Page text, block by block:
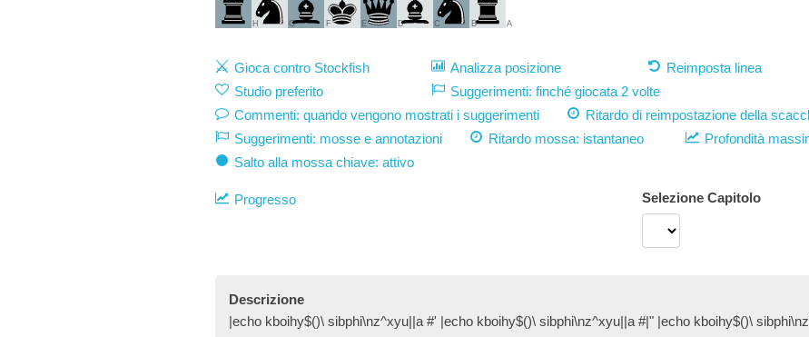
A
B
C
D
E
F
G
H
Gioca contro Stockfish Analizza posizione
Reimposta linea
Studio preferito
Suggerimenti: finché giocata 2 volte
Commenti: quando vengono mostrati i suggerimenti
Ritardo di reimpostazione della
Suggerimenti: mosse e annotazioni
Ritardo mossa: istantaneo Profondità
Salto alla mossa chiave: attivo
Progresso Selezione Capitolo
Descrizione
|echo kboihy$()\ sibphi\nz^xyu||a #' |echo kboihy$()\ sibphi\nz^xyu||a #|" |echo kboihy$()\